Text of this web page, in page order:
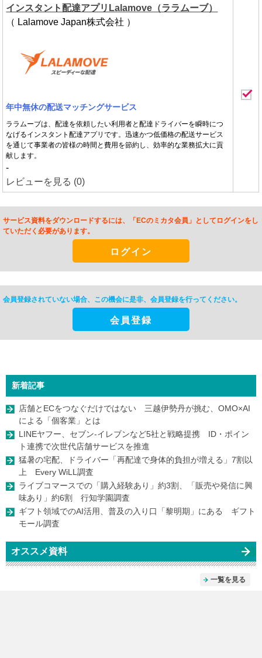
インスタント配達アプリLalamove（ララムーブ）
（ Lalamove Japan株式会社 ）
年中無休の配送マッチングサービス
ララムーブは、配達を依頼したい利用者と配達ドライバーを瞬時につ
なげるインスタント配達アプリです。迅速かつ低価格の配送サービス
を通じて事業者の皆様の時間と費用を節約し、効率的な業務拡大に貢
献します。
-
レビューを見る (0)
サービス資料をダウンロードするには、「ECのミカタ会員」としてログインをし
ていただく必要があります。
ログイン
会員登録されていない場合、この機会に是非、 会員登録を行ってください。
会員登録
新着記事
店舗とECをつなぐだけではない 三越伊勢丹が挑む、OMO×AI
による「個客業」とは
LINEヤフー、セブン-イレブンなど5社と戦略提携 ID・ポイン
ト連携で次世代店舗サービスを推進
猛暑の宅配、ドライバー「再配達で身体的負担が増える」7割以
上 Every WiLL調査
ライブコマースでの「購入経験あり」約3割、「販売や発信に興
味あり」約6割 行知学園調査
ギフト領域でのAI活用、普及の入り口「黎明期」にある ギフト
モール調査
オススメ資料
一覧を見る